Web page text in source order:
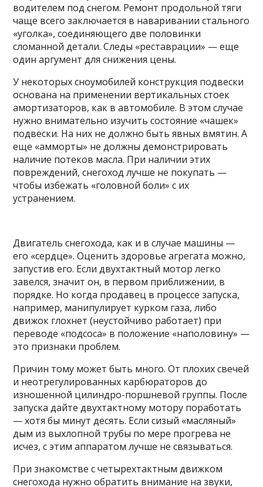
водителем под снегом. Ремонт продольной тяги
чаще всего заключается в наваривании стального
«уголка», соединяющего две половинки
сломанной детали. Следы «реставрации» — еще
один аргумент для снижения цены.
У некоторых сноумобилей конструкция подвески
основана на применении вертикальных стоек
амортизаторов, как в автомобиле. В этом случае
нужно внимательно изучить состояние «чашек»
подвески. На них не должно быть явных вмятин. А
еще «амморты» не должны демонстрировать
наличие потеков масла. При наличии этих
повреждений, снегоход лучше не покупать —
чтобы избежать «головной боли» с их
устранением.
Двигатель снегохода, как и в случае машины —
его «сердце». Оценить здоровье агрегата можно,
запустив его. Если двухтактный мотор легко
завелся, значит он, в первом приближении, в
порядке. Но когда продавец в процессе запуска,
например, манипулирует курком газа, либо
движок глохнет (неустойчиво работает) при
переводе «подсоса» в положение «наполовину» —
это признаки проблем.
Причин тому может быть много. От плохих свечей
и неотрегулированных карбюраторов до
изношенной цилиндро-поршневой группы. После
запуска дайте двухтактному мотору поработать
— хотя бы минут десять. Если сизый «масляный»
дым из выхлопной трубы по мере прогрева не
исчез, с этим аппаратом лучше не связываться.
При знакомстве с четырехтактным движком
снегохода нужно обратить внимание на звуки,